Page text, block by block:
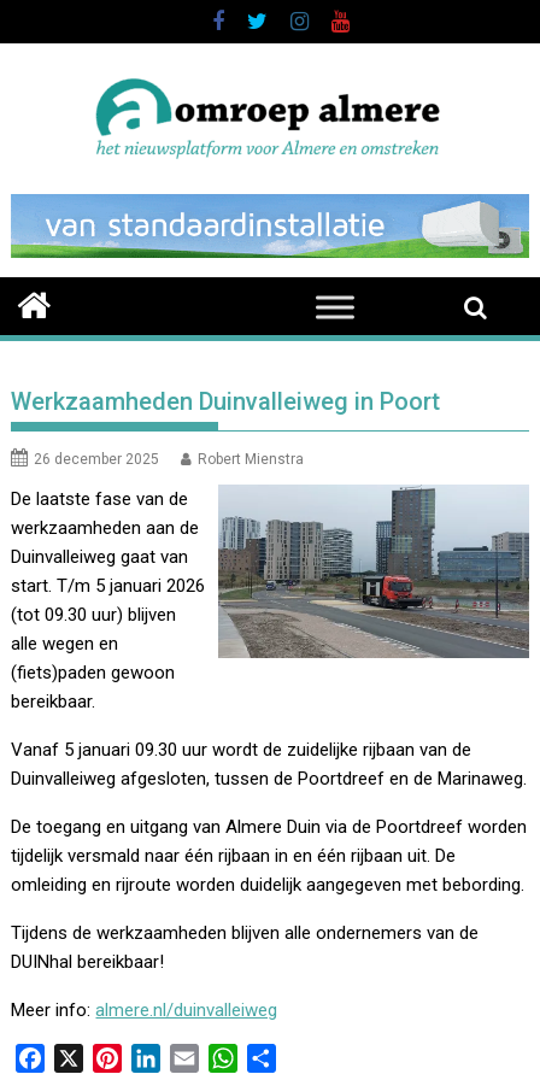
to
Werkzaamheden Duinvalleiweg in Poort
26 december 2025 Robert Mienstra
De laatste fase van de
werkzaamheden aan de
Duinvalleiweg gaat van
start. T/m 5 januari 2026
(tot 09.30 uur) blijven
alle wegen en
(fiets)paden gewoon
bereikbaar.
Vanaf 5 januari 09.30 uur wordt de zuidelijke rijbaan van de
Duinvalleiweg afgesloten, tussen de Poortdreef en de Marinaweg.
De toegang en uitgang van Almere Duin via de Poortdreef worden
tijdelijk versmald naar één rijbaan in en één rijbaan uit. De
omleiding en rijroute worden duidelijk aangegeven met bebording.
Tijdens de werkzaamheden blijven alle ondernemers van de
DUINhal bereikbaar!
Meer info:almere.nl/duinvalleiweg
W